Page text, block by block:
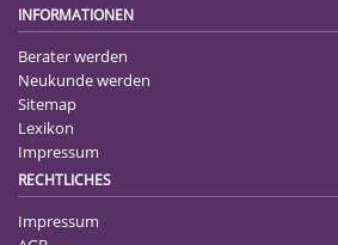
INFORMATIONEN
Berater werden
Neukunde werden
Sitemap
Lexikon
Impressum
RECHTLICHES
Impressum